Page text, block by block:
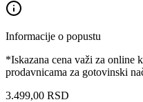
Informacije o popustu
*Iskazana cena važi za online
prodavnicama za gotovinski
3.499,00 RSD